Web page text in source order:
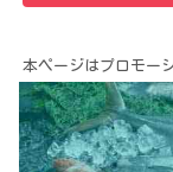
本ページはプロモー